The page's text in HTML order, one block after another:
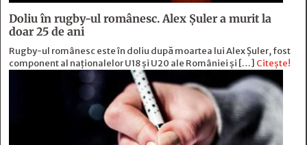
Doliu în rugby-ul românesc. Alex Șuler a murit la
doar 25 de ani
Rugby-ul românesc este în doliu după moartea lui Alex Șuler, fost
component al naționalelor U18 și U20 ale României și […] Citește!